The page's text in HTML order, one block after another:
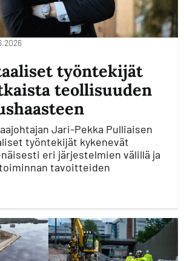
työntekijät
teollisuuden
Jari-Pekka Pulliaisen
työntekijät kykenevät
eri järjestelmien välillä ja
tavoitteiden